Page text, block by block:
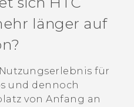
länger auf
für
und dennoch
von Anfang an